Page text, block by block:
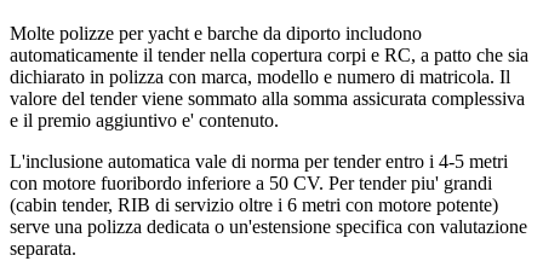
Molte polizze per yacht e barche da diporto includono
automaticamente il tender nella copertura corpi e RC, a patto che sia
dichiarato in polizza con marca, modello e numero di matricola. Il
valore del tender viene sommato alla somma assicurata complessiva
e il premio aggiuntivo e' contenuto.
L'inclusione automatica vale di norma per tender entro i 4-5 metri
con motore fuoribordo inferiore a 50 CV. Per tender piu' grandi
(cabin tender, RIB di servizio oltre i 6 metri con motore potente)
serve una polizza dedicata o un'estensione specifica con valutazione
separata.